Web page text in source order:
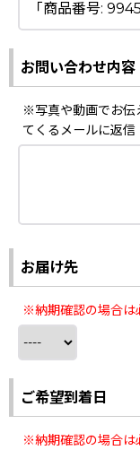
お問い合わせ内容
※写真や動画でお伝
てくるメールに返
お届け先
※納期確認の場合は
ご希望到着日
※納期確認の場合は